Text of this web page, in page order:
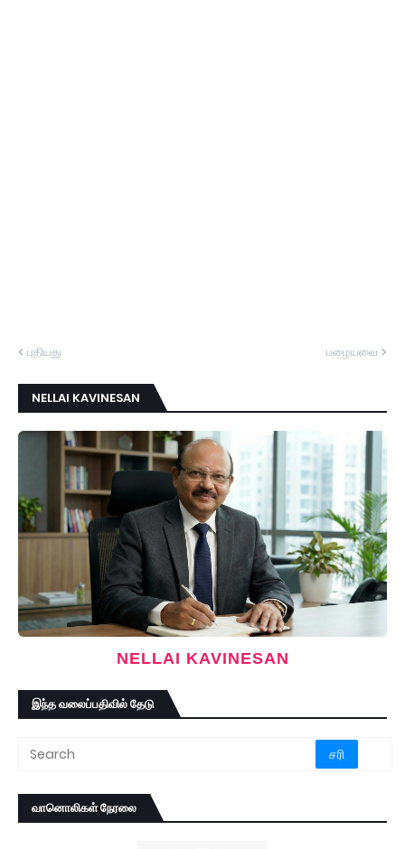
புதியது பழையவை
NELLAI KAVINESAN
NELLAI KAVINESAN
இந்த வலைப்பதிவில் தேடு
வானொலிகள் நேரலை